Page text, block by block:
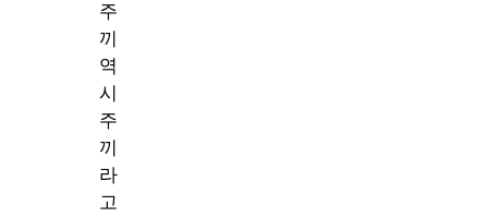
주
끼
역
시
주
끼
라
고